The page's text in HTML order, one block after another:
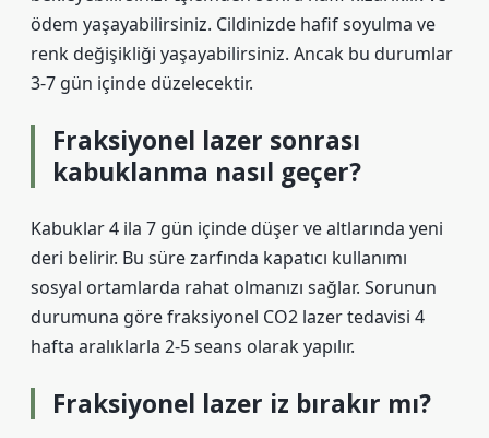
ödem yaşayabilirsiniz. Cildinizde hafif soyulma ve
renk değişikliği yaşayabilirsiniz. Ancak bu durumlar
3-7 gün içinde düzelecektir.
Fraksiyonel lazer sonrası
kabuklanma nasıl geçer?
Kabuklar 4 ila 7 gün içinde düşer ve altlarında yeni
deri belirir. Bu süre zarfında kapatıcı kullanımı
sosyal ortamlarda rahat olmanızı sağlar. Sorunun
durumuna göre fraksiyonel CO2 lazer tedavisi 4
hafta aralıklarla 2-5 seans olarak yapılır.
Fraksiyonel lazer iz bırakır mı?